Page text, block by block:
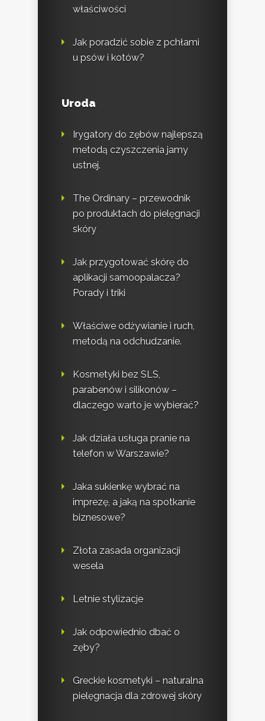
właściwości
Jak poradzić sobie z pchłami
u psów i kotów?
Uroda
Irygatory do zębów najlepszą
metodą czyszczenia jamy
ustnej.
The Ordinary – przewodnik
po produktach do pielęgnacji
skóry
Jak przygotować skórę do
aplikacji samoopalacza?
Porady i triki
Właściwe odżywianie i ruch,
metodą na odchudzanie.
Kosmetyki bez SLS,
parabenów i silikonów –
dlaczego warto je wybierać?
Jak działa usługa pranie na
telefon w Warszawie?
Jaka sukienkę wybrać na
imprezę, a jaką na spotkanie
biznesowe?
Złota zasada organizacji
wesela
Letnie stylizacje
Jak odpowiednio dbać o
zęby?
Greckie kosmetyki – naturalna
pielęgnacja dla zdrowej skóry